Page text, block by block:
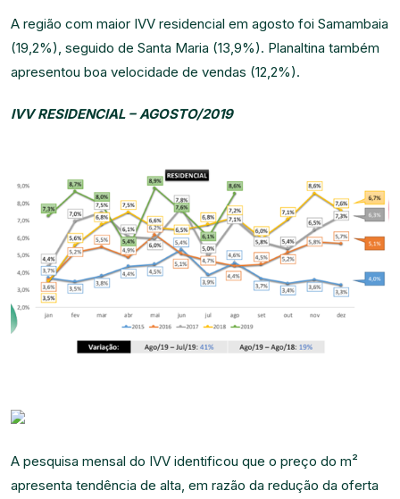
A região com maior IVV residencial em agosto foi Samambaia
(19,2%), seguido de Santa Maria (13,9%). Planaltina também
apresentou boa velocidade de vendas (12,2%).
IVV RESIDENCIAL – AGOSTO/2019
A pesquisa mensal do IVV identificou que o preço do m²
apresenta tendência de alta, em razão da redução da oferta